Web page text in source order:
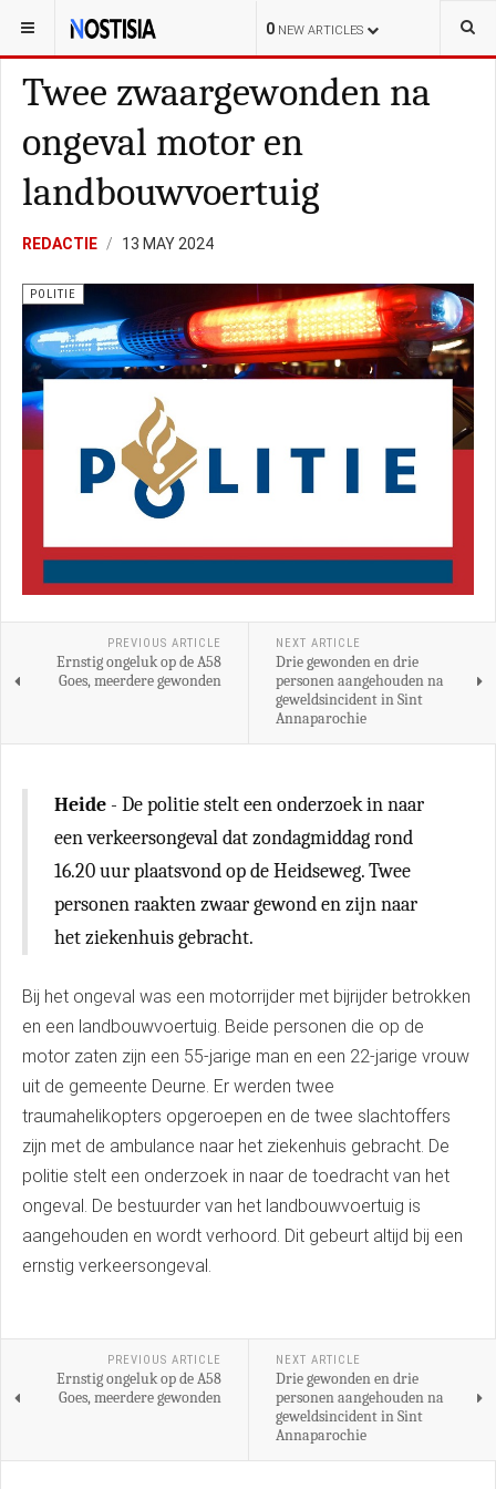
0 NEW ARTICLES
YOU ARE HERE: NEDERLAND POLITIEK
Twee zwaargewonden na
ongeval motor en
landbouwvoertuig
REDACTIE 13 MAY 2024
POLITIE
PREVIOUS ARTICLE
Ernstig ongeluk op de A58
Goes, meerdere gewonden
NEXT ARTICLE
Drie gewonden en drie
personen aangehouden na
geweldsincident in Sint
Annaparochie
Heide - De politie stelt een onderzoek in naar
een verkeersongeval dat zondagmiddag rond
16.20 uur plaatsvond op de Heidseweg. Twee
personen raakten zwaar gewond en zijn naar
het ziekenhuis gebracht.
Bij het ongeval was een motorrijder met bijrijder betrokken
en een landbouwvoertuig. Beide personen die op de
motor zaten zijn een 55-jarige man en een 22-jarige vrouw
uit de gemeente Deurne. Er werden twee
traumahelikopters opgeroepen en de twee slachtoffers
zijn met de ambulance naar het ziekenhuis gebracht. De
politie stelt een onderzoek in naar de toedracht van het
ongeval. De bestuurder van het landbouwvoertuig is
aangehouden en wordt verhoord. Dit gebeurt altijd bij een
ernstig verkeersongeval.
PREVIOUS ARTICLE
Ernstig ongeluk op de A58
Goes, meerdere gewonden
NEXT ARTICLE
Drie gewonden en drie
personen aangehouden na
geweldsincident in Sint
Annaparochie